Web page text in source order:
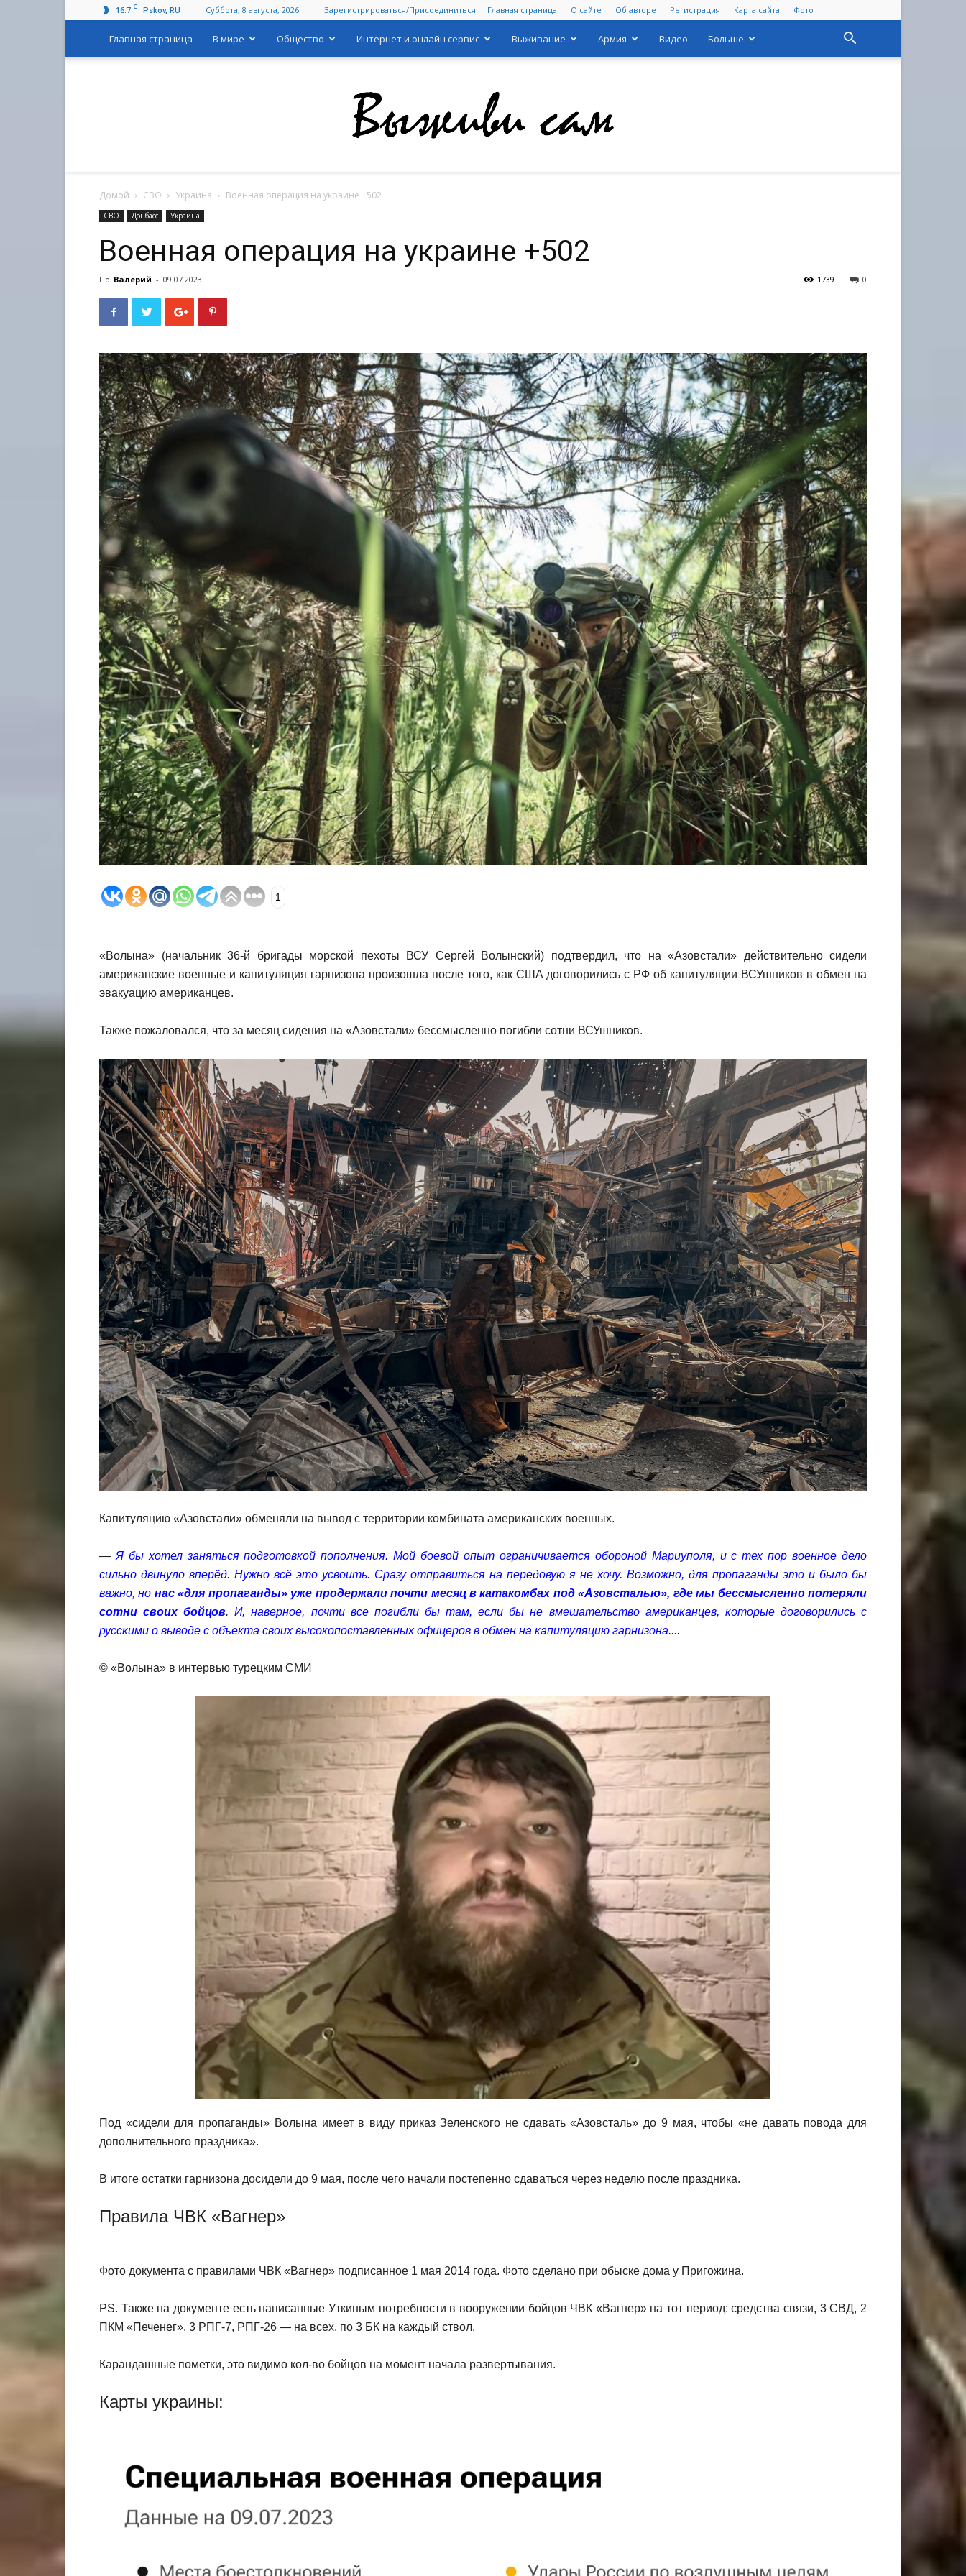
16.7 C Pskov, RU Суббота, 8 августа, 2026 Зарегистрироваться/Присоединиться Главная страница О сайте Об авторе Регистрация Карта сайта Фото
Главная страница В мире Общество Интернет и онлайн сервис Выживание Армия Видео Больше
Домой СВО Украина Военная операция на украине +502
СВО Донбасс Украина
Военная операция на украине +502
По Валерий - 09.07.2023 0
1739
1
«Волына» (начальник 36-й бригады морской пехоты ВСУ Сергей Волынский) подтвердил, что на «Азовстали» действительно сидели
американские военные и капитуляция гарнизона произошла после того, как США договорились с РФ об капитуляции ВСУшников в обмен на
эвакуацию американцев.
Также пожаловался, что за месяц сидения на «Азовстали» бессмысленно погибли сотни ВСУшников.
Капитуляцию «Азовстали» обменяли на вывод с территории комбината американских военных.
— Я бы хотел заняться подготовкой пополнения. Мой боевой опыт ограничивается обороной Мариуполя, и с тех пор военное дело
сильно двинуло вперёд. Нужно всё это усвоить. Сразу отправиться на передовую я не хочу. Возможно, для пропаганды это и было бы
важно, но нас «для пропаганды» уже продержали почти месяц в катакомбах под «Азовсталью», где мы бессмысленно потеряли
сотни своих бойцов.И, наверное, почти все погибли бы там, если бы не вмешательство американцев, которые договорились с
русскими о выводе с объекта своих высокопоставленных офицеров в обмен на капитуляцию гарнизона....
© «Волына» в интервью турецким СМИ
Под «сидели для пропаганды» Волына имеет в виду приказ Зеленского не сдавать «Азовсталь» до 9 мая, чтобы «не давать повода для
дополнительного праздника».
В итоге остатки гарнизона досидели до 9 мая, после чего начали постепенно сдаваться через неделю после праздника.
Правила ЧВК «Вагнер»
Фото документа с правилами ЧВК «Вагнер» подписанное 1 мая 2014 года. Фото сделано при обыске дома у Пригожина.
PS. Также на документе есть написанные Уткиным потребности в вооружении бойцов ЧВК «Вагнер» на тот период: средства связи, 3 СВД, 2
ПКМ «Печенег», 3 РПГ-7, РПГ-26 — на всех, по 3 БК на каждый ствол.
Карандашные пометки, это видимо кол-во бойцов на момент начала развертывания.
Карты украины: